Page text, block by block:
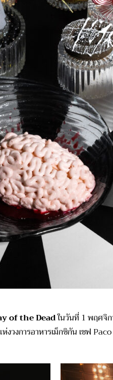
of the Deadในวันที่ 1 พฤศจิ
งวงการอาหารเม็กซิกัน เชฟ